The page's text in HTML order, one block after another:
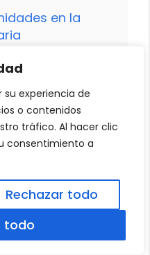
su experiencia de
o contenidos
tráfico. Al hacer clic
consentimiento a
Rechazar todo
todo
en la
sanitario?
tiene la
en la
en
clave para el
en la
la pandemia a